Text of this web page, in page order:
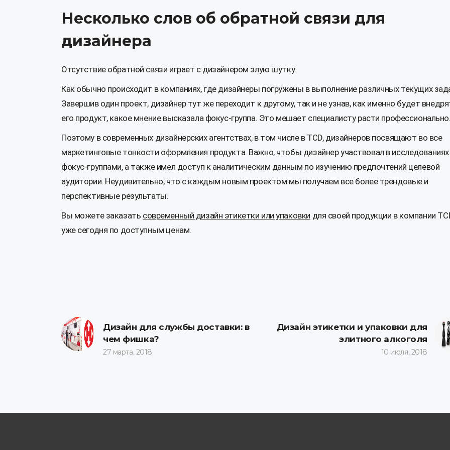
Несколько слов об обратной связи для
дизайнера
Отсутствие обратной связи играет с дизайнером злую шутку.
Как обычно происходит в компаниях, где дизайнеры погружены в выполнение различных текущих
Завершив один проект, дизайнер тут же переходит к другому, так и не узнав, как именно будет
его продукт, какое мнение высказала фокус-группа. Это мешает специалисту расти профессионально.
Поэтому в современных дизайнерских агентствах, в том числе в TCD, дизайнеров посвящают во все
маркетинговые тонкости оформления продукта. Важно, чтобы дизайнер участвовал в исследованиях
фокус-группами, а также имел доступ к аналитическим данным по изучению предпочтений целевой
аудитории. Неудивительно, что с каждым новым проектом мы получаем все более трендовые и
перспективные результаты.
Вы можете заказать современный дизайн этикетки или упаковки для своей продукции в компании
уже сегодня по доступным ценам.
Дизайн для службы доставки: в
чем фишка?
27 марта, 2018
Дизайн этикетки и упаковки для
элитного алкоголя
10 июля, 2018